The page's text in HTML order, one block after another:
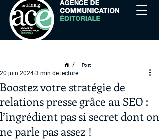
/ Post
Boostez votre stratégie de
relations presse grâce au SEO :
l’ingrédient pas si secret dont on
ne parle pas assez !
20 juin 2024 3 min de lecture